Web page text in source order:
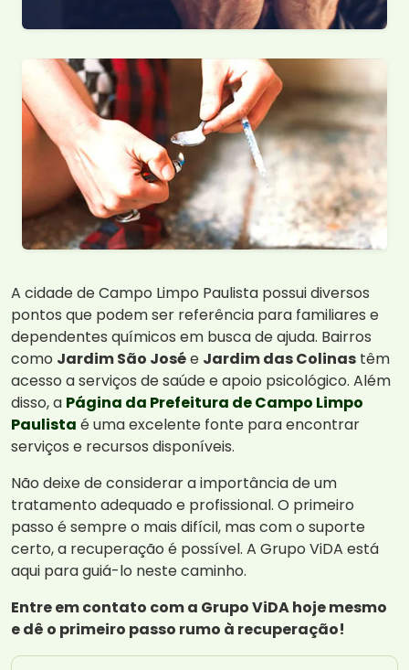
A cidade de Campo Limpo Paulista possui diversos
pontos que podem ser referência para familiares e
dependentes químicos em busca de ajuda. Bairros
como Jardim São Josée Jardim das Colinas têm
acesso a serviços de saúde e apoio psicológico. Além
disso, a Página da Prefeitura de Campo Limpo
Paulista é uma excelente fonte para encontrar
serviços e recursos disponíveis.
Não deixe de considerar a importância de um
tratamento adequado e profissional. O primeiro
passo é sempre o mais difícil, mas com o suporte
certo, a recuperação é possível. A Grupo ViDA está
aqui para guiá-lo neste caminho.
Entre em contato com a Grupo ViDA hoje mesmo
e dê o primeiro passo rumo à recuperação!